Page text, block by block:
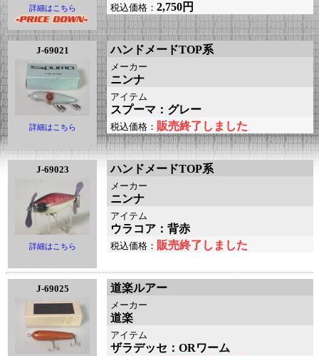
詳細はこちら 税込価格： 2,750円
J-69021
詳細はこちら
ハンドメードTOP系
メーカー
ニンナ
アイテム
スプーマ：グレー
税込価格： 販売終了しました
J-69023
詳細はこちら
ハンドメードTOP系
メーカー
ニンナ
アイテム
ウラコア：背赤
税込価格： 販売終了しました
J-69025 道楽ルアー
メーカー
道楽
アイテム
ザラデッセ：ORワーム